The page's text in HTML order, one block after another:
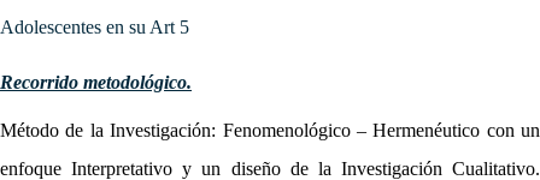
Adolescentes en su Art 5
Recorrido metodológico.
Método de la Investigación: Fenomenológico – Hermenéutico con un
enfoque Interpretativo y un diseño de la Investigación Cualitativo.